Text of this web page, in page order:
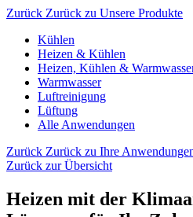
Zurück Zurück zu Unsere Produkte
Kühlen
Heizen & Kühlen
Heizen, Kühlen &
Warmwasser
Luftreinigung
Lüftung
Alle Anwendungen
Zurück Zurück zu Ihre
Zurück zur Übersicht
Heizen mit der